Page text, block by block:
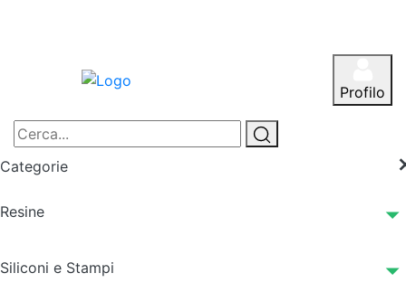
Profilo
Categorie
Resine
Siliconi e Stampi